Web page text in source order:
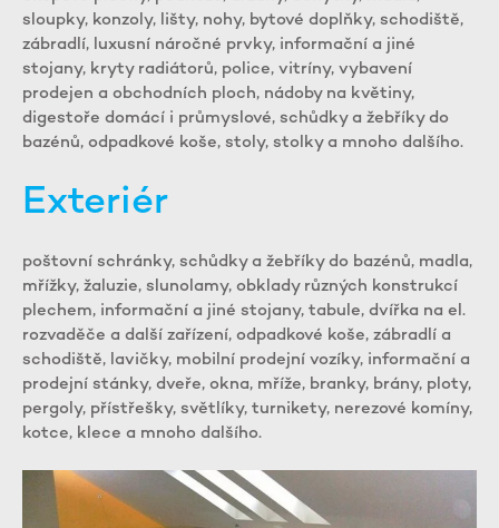
sloupky, konzoly, lišty, nohy, bytové doplňky, schodiště,
zábradlí, luxusní náročné prvky, informační a jiné
stojany, kryty radiátorů, police, vitríny, vybavení
prodejen a obchodních ploch, nádoby na květiny,
digestoře domácí i průmyslové, schůdky a žebříky do
bazénů, odpadkové koše, stoly, stolky a mnoho dalšího.
Exteriér
poštovní schránky, schůdky a žebříky do bazénů, madla,
mřížky, žaluzie, slunolamy, obklady různých konstrukcí
plechem, informační a jiné stojany, tabule, dvířka na el.
rozvaděče a další zařízení, odpadkové koše, zábradlí a
schodiště, lavičky, mobilní prodejní vozíky, informační a
prodejní stánky, dveře, okna, mříže, branky, brány, ploty,
pergoly, přístřešky, světlíky, turnikety, nerezové komíny,
kotce, klece a mnoho dalšího.